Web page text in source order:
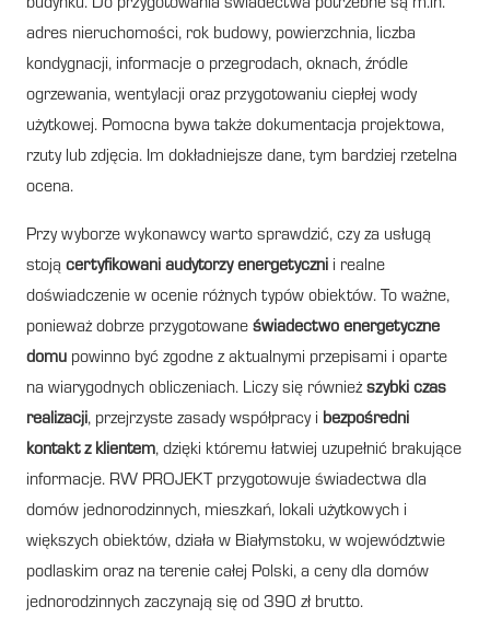
budynku. Do przygotowania świadectwa potrzebne są m.in.
adres nieruchomości, rok budowy, powierzchnia, liczba
kondygnacji, informacje o przegrodach, oknach, źródle
ogrzewania, wentylacji oraz przygotowaniu ciepłej wody
użytkowej. Pomocna bywa także dokumentacja projektowa,
rzuty lub zdjęcia. Im dokładniejsze dane, tym bardziej rzetelna
ocena.
Przy wyborze wykonawcy warto sprawdzić, czy za usługą
stoją certyfikowani audytorzy energetyczni i realne
doświadczenie w ocenie różnych typów obiektów. To ważne,
ponieważ dobrze przygotowane świadectwo energetyczne
domu powinno być zgodne z aktualnymi przepisami i oparte
na wiarygodnych obliczeniach. Liczy się również szybki czas
realizacji, przejrzyste zasady współpracy i bezpośredni
kontakt z klientem, dzięki któremu łatwiej uzupełnić brakujące
informacje. RW PROJEKT przygotowuje świadectwa dla
domów jednorodzinnych, mieszkań, lokali użytkowych i
większych obiektów, działa w Białymstoku, w województwie
podlaskim oraz na terenie całej Polski, a ceny dla domów
jednorodzinnych zaczynają się od 390 zł brutto.